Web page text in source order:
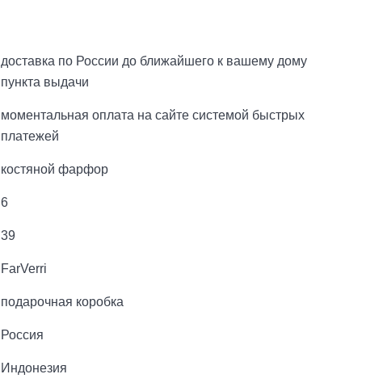
доставка по России до ближайшего к вашему дому
пункта выдачи
моментальная оплата на сайте системой быстрых
платежей
костяной фарфор
6
39
FarVerri
подарочная коробка
Россия
Индонезия